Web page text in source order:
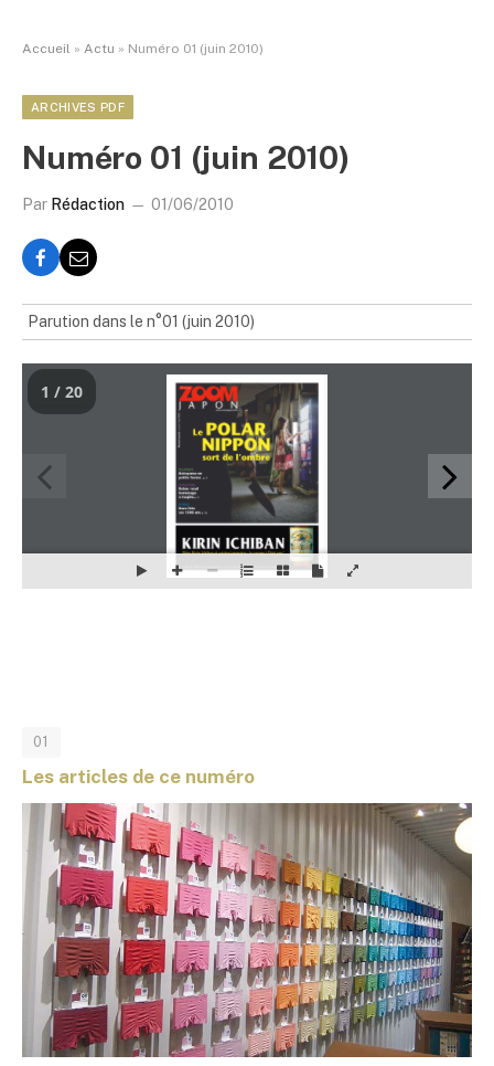
Accueil » Actu » Numéro 01 (juin 2010)
ARCHIVES PDF
Numéro 01 (juin 2010)
Par Rédaction 01/06/2010
Parution dans le n°01 (juin 2010)
1 / 20
01
Les articles de ce numéro